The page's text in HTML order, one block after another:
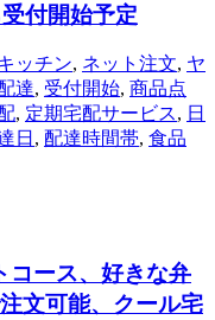
付開始予定
ッチン, ネット注文, ヤ
達, 受付開始, 商品点
, 定期宅配サービス, 日
日 , 配達時間帯, 食品
コース、好きな弁
文可能、クール宅